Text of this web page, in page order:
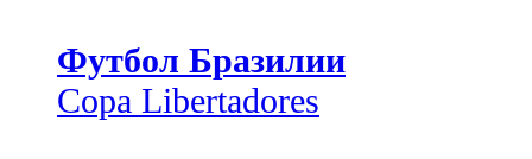
Футбол Бразилии
Copa Libertadores